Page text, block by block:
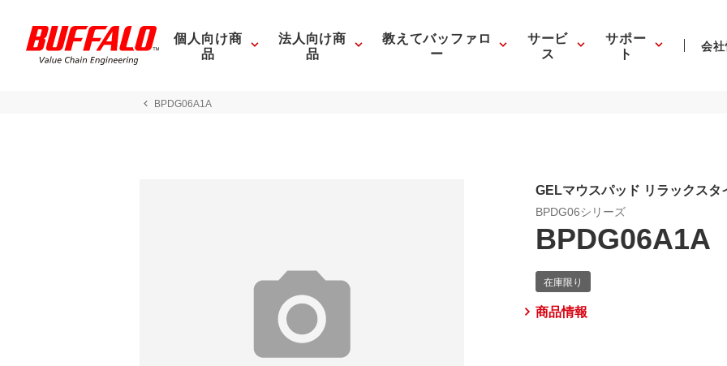
個人向け商
品
法人向け商
品
教えてバッファロ
ー
サービ
ス
サポー
ト 会
BPDG06A1A
GELマウスパッド リラックスタ
BPDG06シリーズ
BPDG06A1A
商品情報